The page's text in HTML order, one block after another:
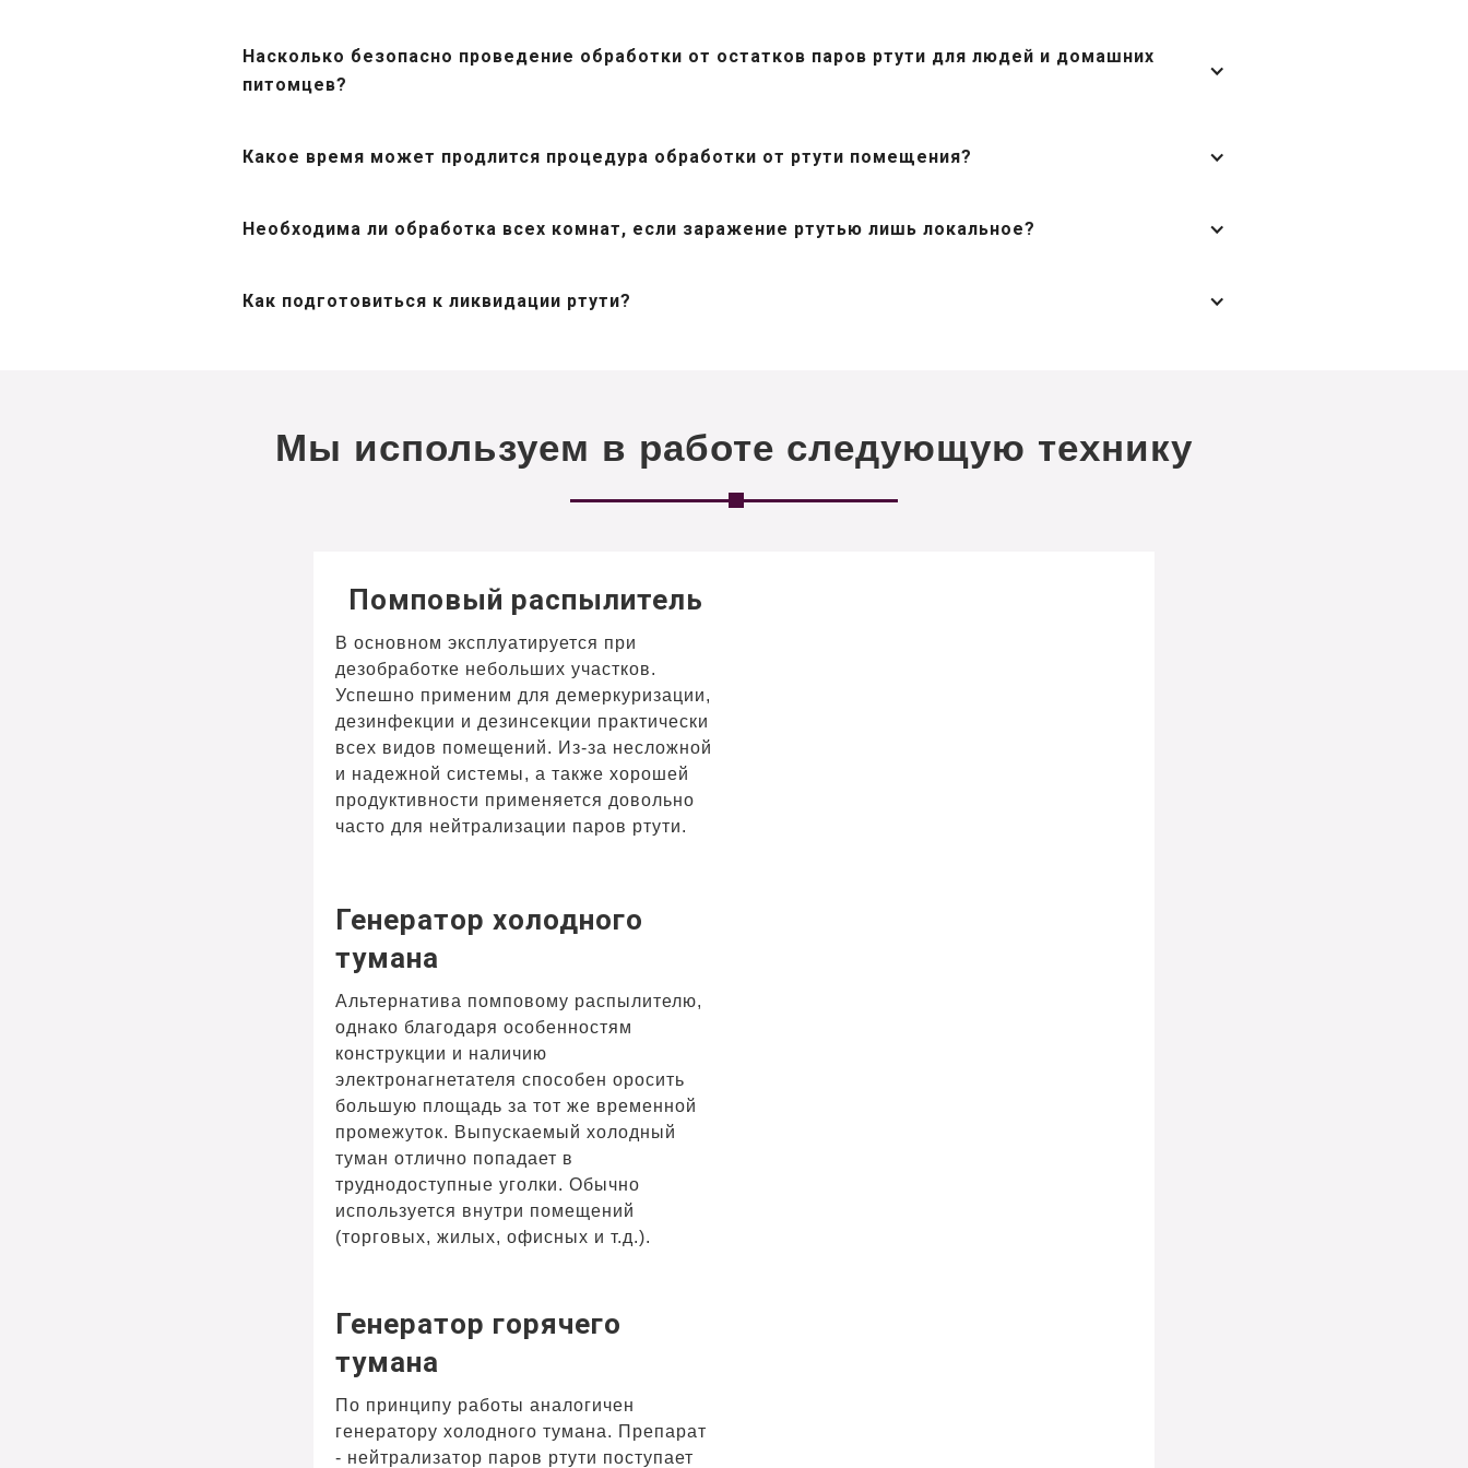
Насколько безопасно проведение обработки от остатков паров ртути для людей и домашних
питомцев?
Какое время может продлится процедура обработки от ртути помещения?
Необходима ли обработка всех комнат, если заражение ртутью лишь локальное?
Как подготовиться к ликвидации ртути?
Мы используем в работе следующую технику
Помповый распылитель
В основном эксплуатируется при
дезобработке небольших участков.
Успешно применим для демеркуризации,
дезинфекции и дезинсекции практически
всех видов помещений. Из-за несложной
и надежной системы, а также хорошей
продуктивности применяется довольно
часто для нейтрализации паров ртути.
Генератор холодного
тумана
Альтернатива помповому распылителю,
однако благодаря особенностям
конструкции и наличию
электронагнетателя способен оросить
большую площадь за тот же временной
промежуток. Выпускаемый холодный
туман отлично попадает в
труднодоступные уголки. Обычно
используется внутри помещений
(торговых, жилых, офисных и т.д.).
Генератор горячего
тумана
По принципу работы аналогичен
генератору холодного тумана. Препарат
- нейтрализатор паров ртути поступает